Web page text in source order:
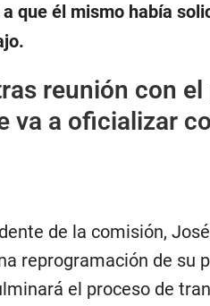
que él mismo había
reunión con
va a oficializar
de la comisión,
reprogramación de su
el proceso de